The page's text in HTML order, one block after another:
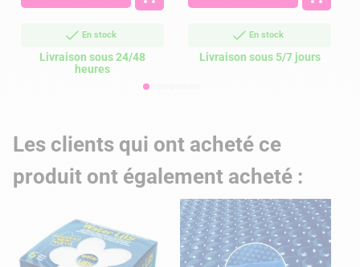
En stock
Livraison sous 24/48
heures
En stock
Livraison sous 5/7 jours
Les clients qui ont acheté ce
produit ont également acheté :